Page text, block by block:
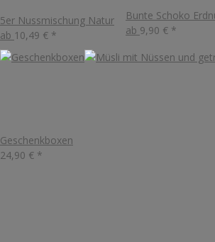
5er Nussmischung Natur
ab 10,49 € *
Bunte Schoko
ab 9,90 € *
Geschenkboxen
24,90 € *